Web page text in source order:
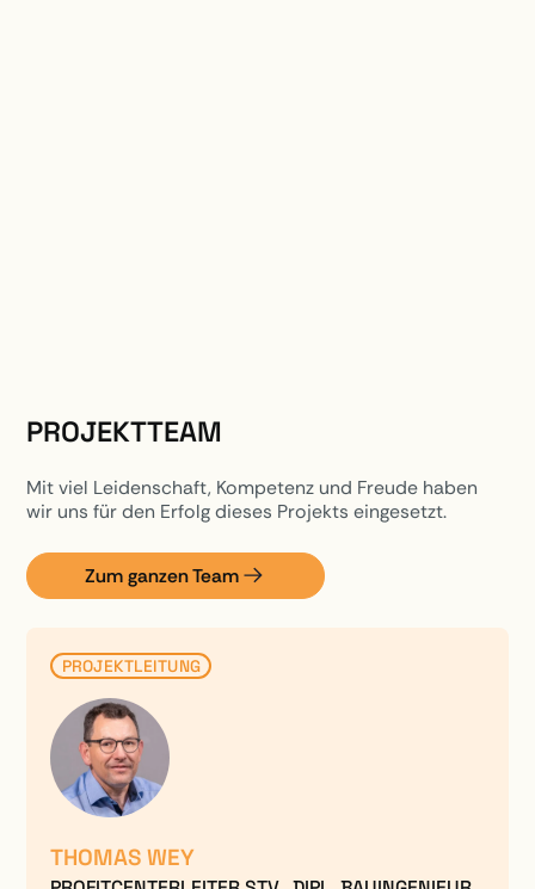
PROJEKTTEAM
Mit viel Leidenschaft, Kompetenz und Freude haben
wir uns für den Erfolg dieses Projekts eingesetzt.
Zum ganzen Team
PROJEKTLEITUNG
THOMAS WEY